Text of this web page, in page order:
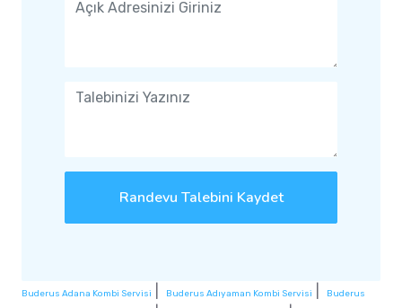
Randevu Talebini Kaydet
Buderus Adana Kombi Servisi Buderus Adıyaman Kombi Servisi
Buderus